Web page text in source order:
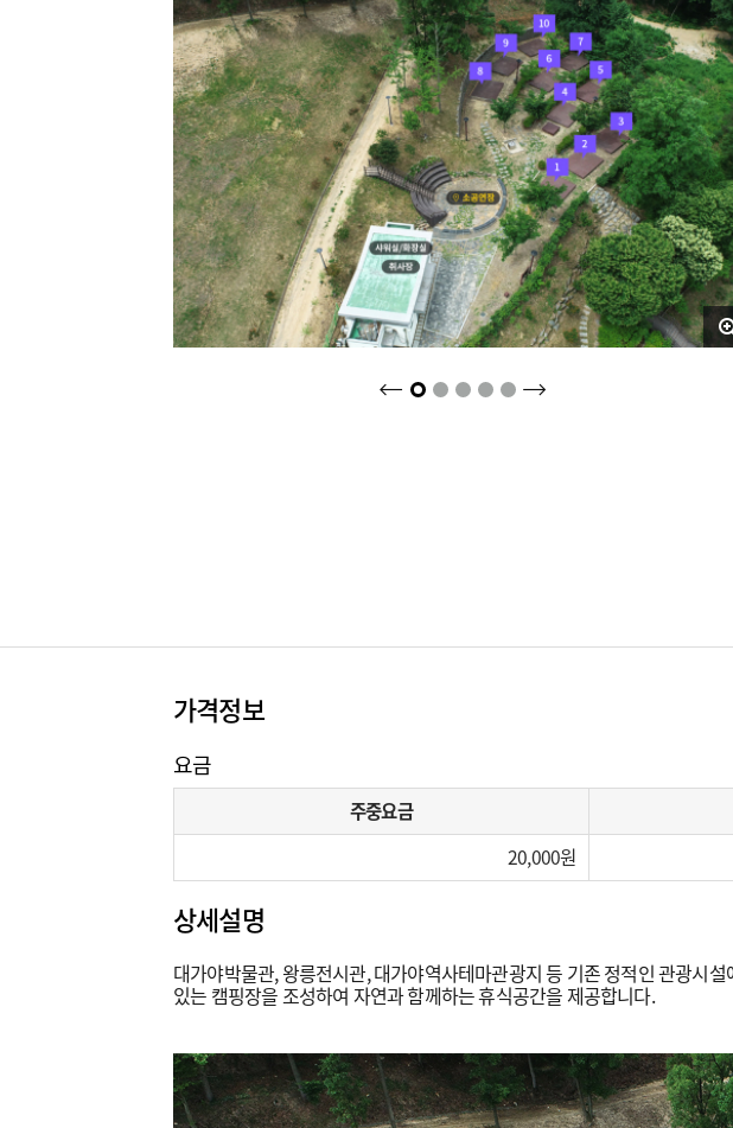
2 3 4 5
가격정보
요금
주중요금
20,000
상세설명
대가야박물관, 왕릉전시관, 대가야역사테마관광지 등 기존 정적인 관광시
있는 캠핑장을 조성하여 자연과 함께하는 휴식공간을 제공합니다.